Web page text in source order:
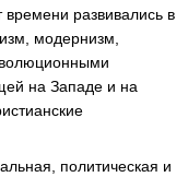
развивались в
модернизм,
на Западе и на
политическая и